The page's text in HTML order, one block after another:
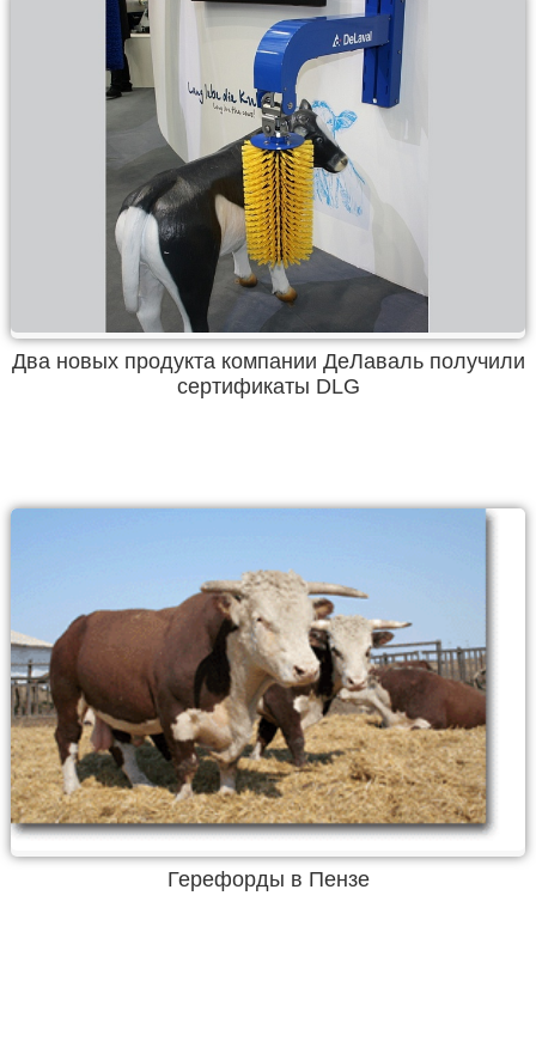
Два новых продукта компании ДеЛаваль получили
сертификаты DLG
Герефорды в Пензе